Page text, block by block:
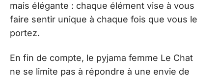
mais élégante : chaque élément vise à vous
faire sentir unique à chaque fois que vous le
portez.
En fin de compte, le pyjama femme Le Chat
ne se limite pas à répondre à une envie de